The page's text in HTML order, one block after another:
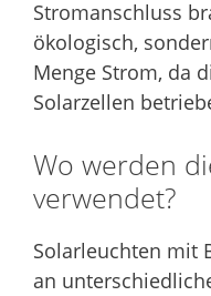
Stromanschluss
ökologisch,
Menge Strom, da
Solarzellen
Wo werden
verwendet?
Solarleuchten mit
an